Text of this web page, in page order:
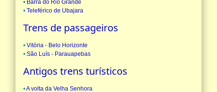
• Barra do Rio Grande
• Teleférico de Ubajara
Trens de passageiros
• Vitória - Belo Horizonte
• São Luís - Parauapebas
Antigos trens turísticos
•A volta da Velha Senhora